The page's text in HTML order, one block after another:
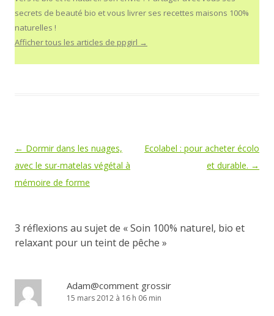
secrets de beauté bio et vous livrer ses recettes maisons 100%
naturelles !
Afficher tous les articles de ppgirl →
Navigation des articles
← Dormir dans les nuages,
avec le sur-matelas végétal à
mémoire de forme
Ecolabel : pour acheter écolo
et durable. →
3 réflexions au sujet de «Soin 100% naturel, bio et
relaxant pour un teint de pêche »
Adam@comment grossir
15 mars 2012 à 16 h 06 min